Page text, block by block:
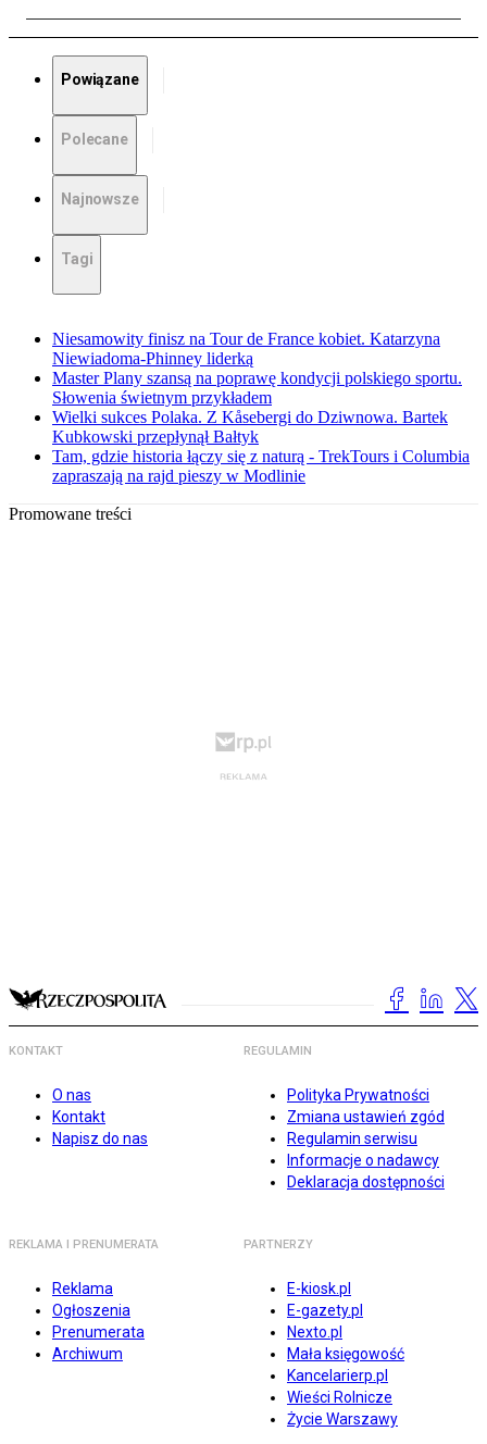
Powiązane
Polecane
Najnowsze
Tagi
Niesamowity finisz na Tour de France kobiet. Katarzyna
Niewiadoma-Phinney liderką
Master Plany szansą na poprawę kondycji polskiego sportu.
Słowenia świetnym przykładem
Wielki sukces Polaka. Z Kåsebergi do Dziwnowa. Bartek
Kubkowski przepłynął Bałtyk
Tam, gdzie historia łączy się z naturą - TrekTours i Columbia
zapraszają na rajd pieszy w Modlinie
Promowane treści
KONTAKT
O nas
Kontakt
Napisz do nas
REGULAMIN
Polityka Prywatności
Zmiana ustawień zgód
Regulamin serwisu
Informacje o nadawcy
Deklaracja dostępności
REKLAMA I PRENUMERATA
Reklama
Ogłoszenia
Prenumerata
Archiwum
PARTNERZY
E-kiosk.pl
E-gazety.pl
Nexto.pl
Mała księgowość
Kancelarierp.pl
Wieści Rolnicze
Życie Warszawy